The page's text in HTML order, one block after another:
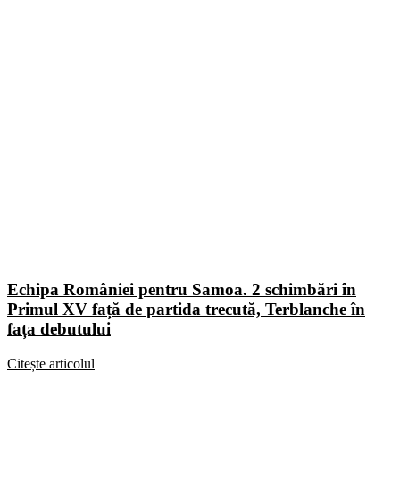
Echipa României pentru Samoa. 2 schimbări în
Primul XV față de partida trecută, Terblanche în
fața debutului
Citește articolul